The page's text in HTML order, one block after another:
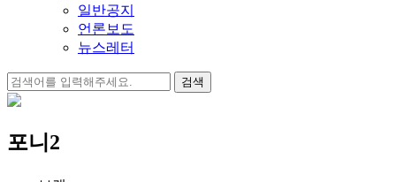
일반공지
언론보도
뉴스레터
검
색:
포니2